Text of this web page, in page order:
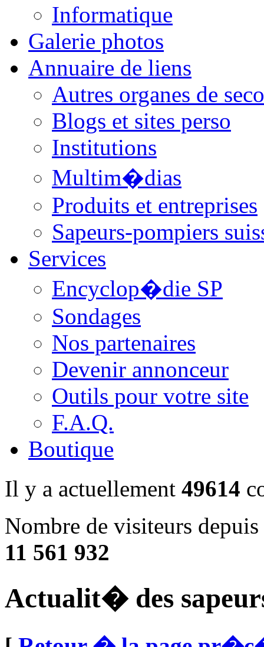
Informatique
Galerie photos
Annuaire de liens
Autres organes de
Blogs et sites perso
Institutions
Multim�dias
Produits et entreprises
Sapeurs-pompiers
Services
Encyclop�die SP
Sondages
Nos partenaires
Devenir annonceur
Outils pour votre site
F.A.Q.
Boutique
Il y a actuellement 49614
Nombre de visiteurs
11 561 932
Actualit� des